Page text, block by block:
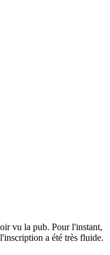
vu la pub. Pour l'instant,
a été très fluide.